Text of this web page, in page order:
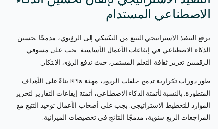
الاصطناعي المستدام
يرفع التنفيذ الاستراتيجي التتبع من التكتيكي إلى الرؤيوي، مدمجًا تحسين
الذكاء الاصطناعي في إيقاعات الأعمال الأساسية. يجب على مسوقي
الرقميين تعزيز ثقافة التعلم المستمر، حيث تدفع الرؤى الابتكار.
طور دورات تكرارية تدمج حلقات الردود، مهيئة KPIs بناءً على الأهداف
المتطورة. بالنسبة لأتمتة الذكاء الاصطناعي، أتمتة إيقاعات التقارير لتحرير
الموارد للتخطيط الاستراتيجي. يجب على أصحاب الأعمال توحيد التتبع مع
المراجعات الربع سنوية، مدمجًا النتائج في تخصيصات الميزانية.